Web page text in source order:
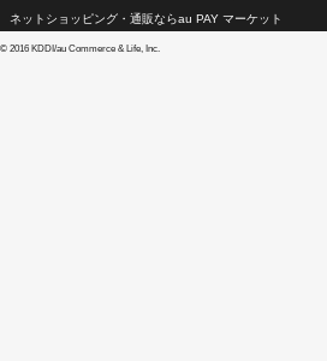
ネットショッピング・通販ならau PAY マーケット
© 2016 KDDI/au Commerce & Life, Inc.